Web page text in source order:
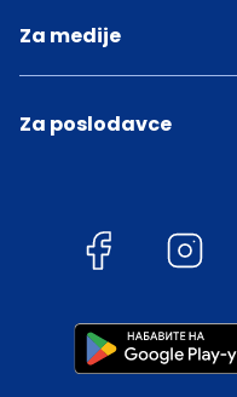
Za medije
Za poslodavce